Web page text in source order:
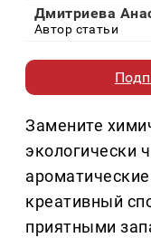
Дмитриева
Автор статьи
Замените
экологически
креативный
приятными